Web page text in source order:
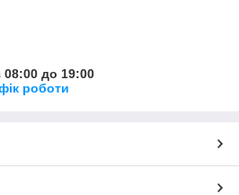
08:00 до 19:00
роботи